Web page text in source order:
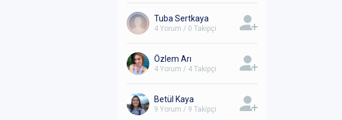
Tuba Sertkaya
4 Yorum / 0 Takipçi
Özlem Arı
4 Yorum / 4 Takipçi
Betül Kaya
9 Yorum / 9 Takipçi